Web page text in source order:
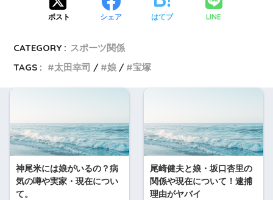
ポスト シェア はてブ LINE
CATEGORY : スポーツ関係
TAGS :
太田幸司 娘 宝塚
神尾米には娘がいるの？病
気の噂や実家・現在につい
て。
尾崎健夫と娘・坂口杏里の
関係や現在について！逮捕
理由がヤバイ